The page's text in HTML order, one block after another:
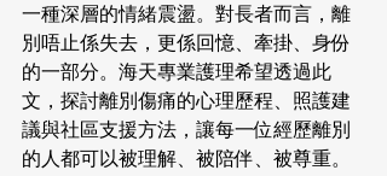
一種深層的情緒震盪。對長者而言，離
別唔止係失去，更係回憶、牽掛、身份
的一部分。海天專業護理希望透過此
文，探討離別傷痛的心理歷程、照護建
議與社區支援方法，讓每一位經歷離別
的人都可以被理解、被陪伴、被尊重。